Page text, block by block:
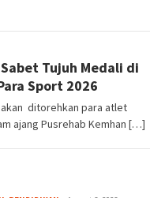
Tujuh Medali di
Sport 2026
ditorehkan para atlet
ajang Pusrehab Kemhan […]